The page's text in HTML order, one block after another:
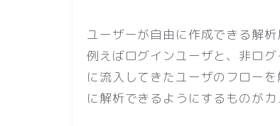
ユーザーが自由に作成できる解
例えばログインユーザと、非ロ
に流入してきたユーザのフロー
に解析できるようにするものがカ